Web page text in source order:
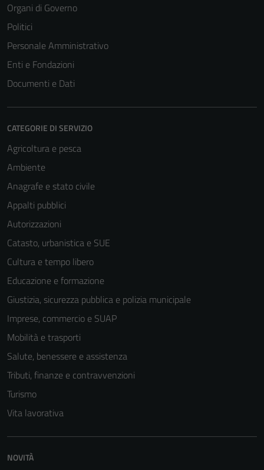
Organi di Governo
Politici
Personale Amministrativo
Enti e Fondazioni
Documenti e Dati
CATEGORIE DI SERVIZIO
Agricoltura e pesca
Ambiente
Anagrafe e stato civile
Appalti pubblici
Autorizzazioni
Catasto, urbanistica e SUE
Cultura e tempo libero
Educazione e formazione
Giustizia, sicurezza pubblica e polizia municipale
Imprese, commercio e SUAP
Mobilità e trasporti
Salute, benessere e assistenza
Tributi, finanze e contravvenzioni
Turismo
Vita lavorativa
NOVITÀ